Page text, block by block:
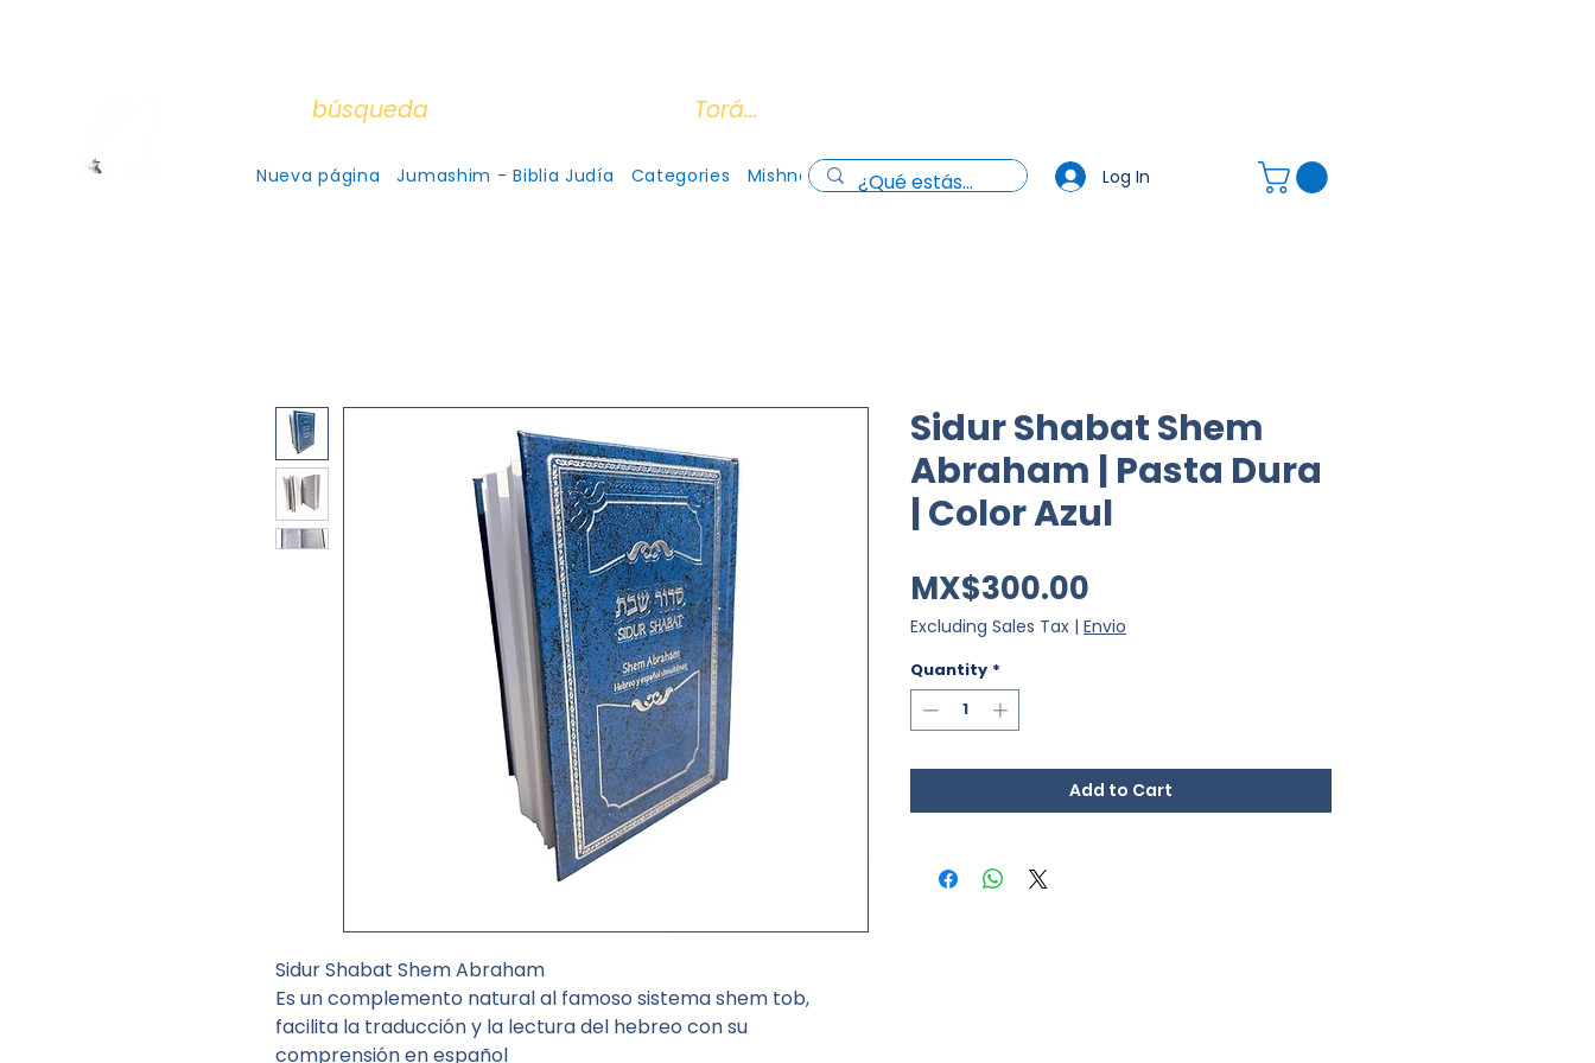
búsqueda Torá...
Nueva página Jumashim - Biblia Judía Categories Mishna Gallery Quienes somos Acerca de Nueva página
Log In
Sidur Shabat Shem Abraham
Es un complemento natural al famoso sistema shem tob,
facilita la traducción y la lectura del hebreo con su
comprensión en español
Sidur Shabat Shem
Abraham | Pasta Dura
| Color Azul
MX$300.00
Excluding Sales Tax | Envio
Quantity *
Add to Cart